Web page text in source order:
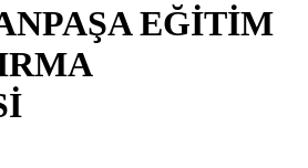
EĞİTİM